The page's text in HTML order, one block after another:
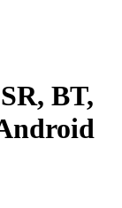
BT,